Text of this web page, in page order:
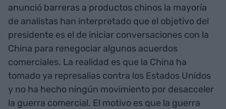
anunció barreras a productos chinos la mayoría
de analistas han interpretado que el objetivo del
presidente es el de iniciar conversaciones con la
China para renegociar algunos acuerdos
comerciales. La realidad es que la China ha
tomado ya represalias contra los Estados Unidos
y no ha hecho ningún movimiento por desacceler
la guerra comercial. El motivo es que la guerra